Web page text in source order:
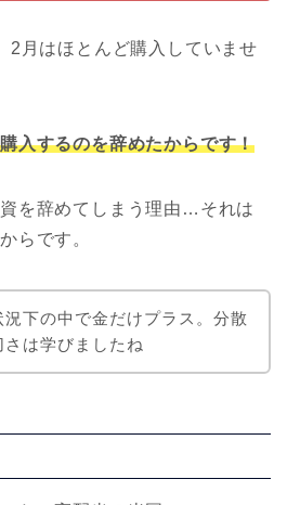
2月はほとんど購入していませ
入するのを辞めたからです！
を辞めてしまう理由…それは
らです。
況下の中で金だけプラス。分散
は学びましたね